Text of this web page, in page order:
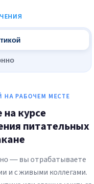
РАБОЧЕМ МЕСТЕ
курсе
питательных
— вы отрабатываете
и с живыми коллегами.